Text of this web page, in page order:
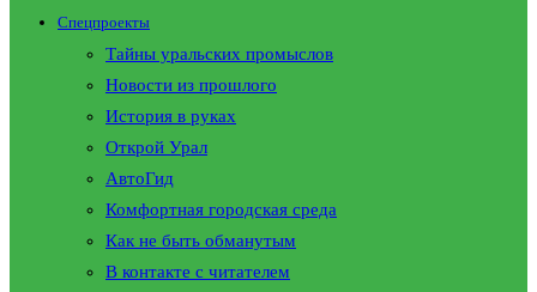
Спецпроекты
Тайны уральских промыслов
Новости из прошлого
История в руках
Открой Урал
АвтоГид
Комфортная городская среда
Как не быть обманутым
В контакте с читателем